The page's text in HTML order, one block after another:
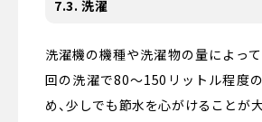
7.3. 洗濯
洗濯機の機種や洗濯物の量によっ
回の洗濯で80〜150リットル程度
め、少しでも節水を心がけることが